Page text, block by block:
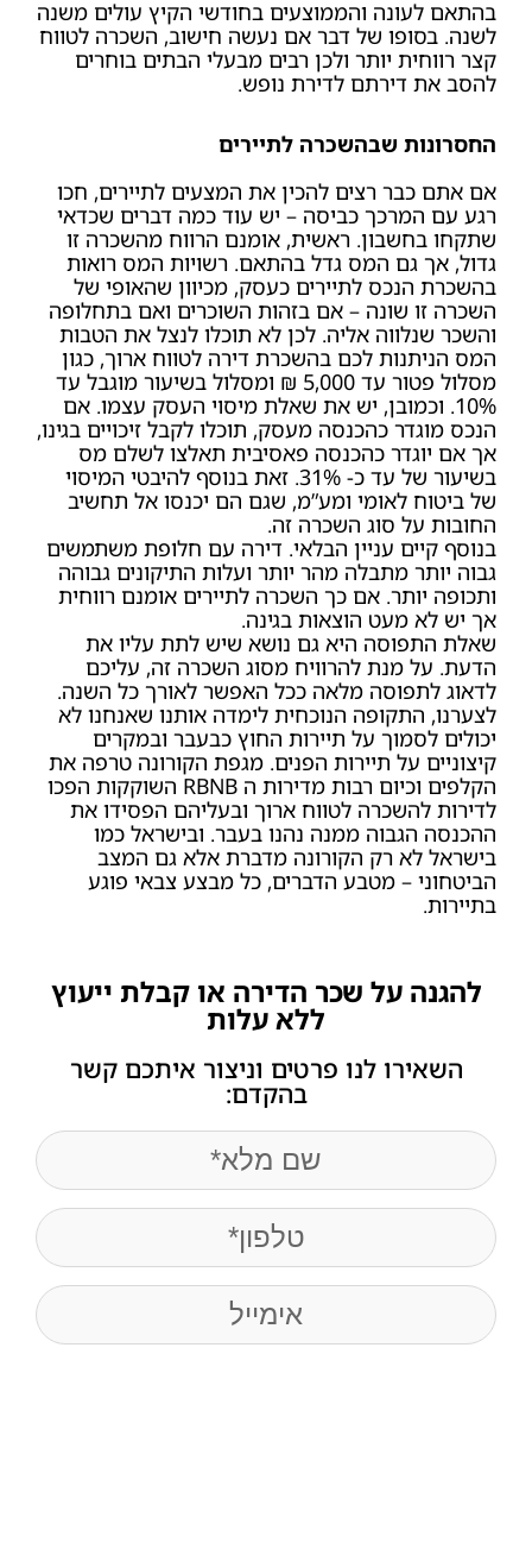
בהתאם לעונה והממוצעים בחודשי הקיץ עולים משנה
לשנה. בסופו של דבר אם נעשה חישוב, השכרה לטווח
קצר רווחית יותר ולכן רבים מבעלי הבתים בוחרים
להסב את דירתם לדירת נופש.
החסרונות שבהשכרה לתיירים
אם אתם כבר רצים להכין את המצעים לתיירים, חכו
רגע עם המרכך כביסה – יש עוד כמה דברים שכדאי
שתקחו בחשבון. ראשית, אומנם הרווח מהשכרה זו
גדול, אך גם המס גדל בהתאם. רשויות המס רואות
בהשכרת הנכס לתיירים כעסק, מכיוון שהאופי של
השכרה זו שונה – אם בזהות השוכרים ואם בתחלופה
והשכר שנלווה אליה. לכן לא תוכלו לנצל את הטבות
המס הניתנות לכם בהשכרת דירה לטווח ארוך, כגון
מסלול פטור עד 5,000 ₪ ומסלול בשיעור מוגבל עד
10%. וכמובן, יש את שאלת מיסוי העסק עצמו. אם
הנכס מוגדר כהכנסה מעסק, תוכלו לקבל זיכויים בגינו,
אך אם יוגדר כהכנסה פאסיבית תאלצו לשלם מס
בשיעור של עד כ- 31%. זאת בנוסף להיבטי המיסוי
של ביטוח לאומי ומע”מ, שגם הם יכנסו אל תחשיב
החובות על סוג השכרה זה.
בנוסף קיים עניין הבלאי. דירה עם חלופת משתמשים
גבוה יותר מתבלה מהר יותר ועלות התיקונים גבוהה
ותכופה יותר. אם כך השכרה לתיירים אומנם רווחית
אך יש לא מעט הוצאות בגינה.
שאלת התפוסה היא גם נושא שיש לתת עליו את
הדעת. על מנת להרוויח מסוג השכרה זה, עליכם
לדאוג לתפוסה מלאה ככל האפשר לאורך כל השנה.
לצערנו, התקופה הנוכחית לימדה אותנו שאנחנו לא
יכולים לסמוך על תיירות החוץ כבעבר ובמקרים
קיצוניים על תיירות הפנים. מגפת הקורונה טרפה את
הקלפים וכיום רבות מדירות ה RBNB השוקקות הפכו
לדירות להשכרה לטווח ארוך ובעליהם הפסידו את
ההכנסה הגבוה ממנה נהנו בעבר. ובישראל כמו
בישראל לא רק הקורונה מדברת אלא גם המצב
הביטחוני – מטבע הדברים, כל מבצע צבאי פוגע
בתיירות.
להגנה על שכר הדירה או קבלת ייעוץ
ללא עלות
השאירו לנו פרטים וניצור איתכם קשר
בהקדם:
name(חובה)
Phone(חובה)
Email